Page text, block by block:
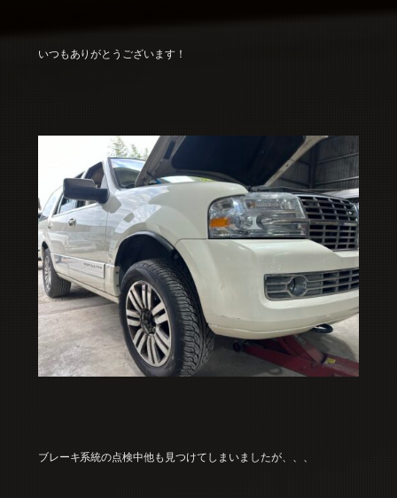
いつもありがとうございます！
ブレーキ系統の点検中他も見つけてしまいましたが、、、